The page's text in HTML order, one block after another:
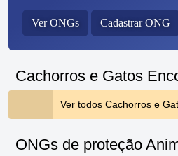
Ver ONGs Cadastrar ONG
Cachorros e Gatos
Ver todos Cachorros e
ONGs de proteção